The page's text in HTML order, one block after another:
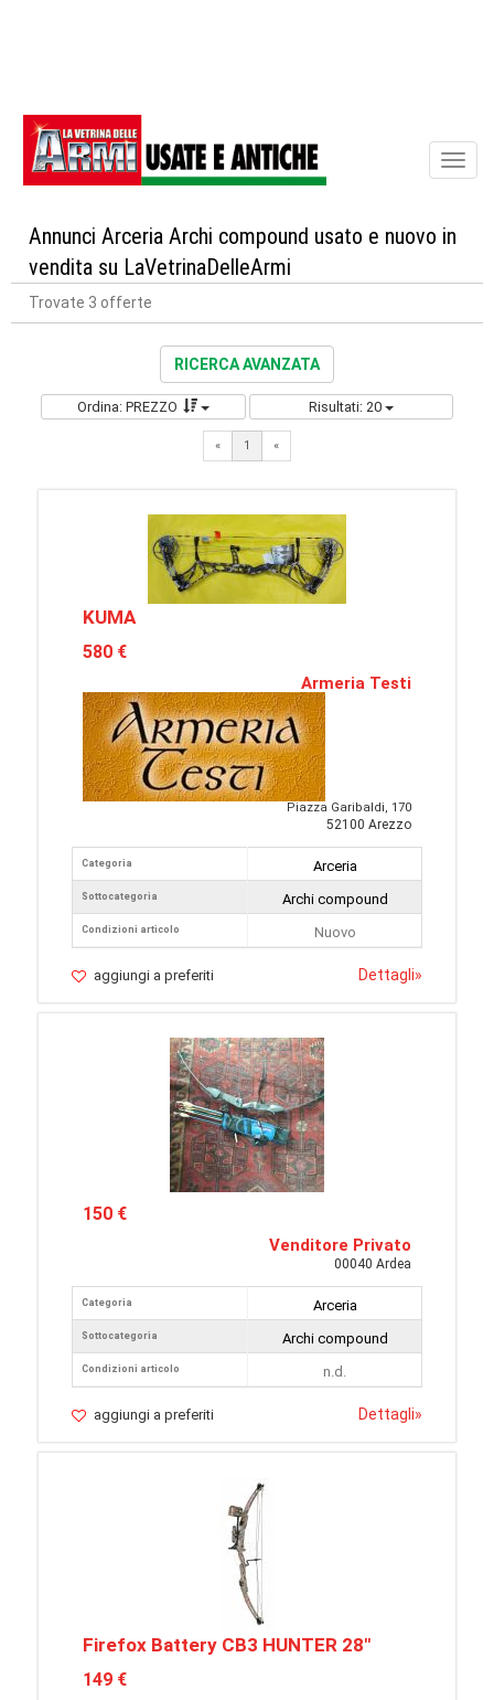
Annunci Arceria Archi compound usato e nuovo in
vendita su LaVetrinaDelleArmi
Trovate 3 offerte
RICERCA AVANZATA
Ordina: PREZZO Risultati: 20
« 1 «
KUMA
580 €
Armeria Testi
Piazza Garibaldi, 170
52100 Arezzo
Categoria
Sottocategoria
Condizioni articolo
Arceria
Archi compound
Nuovo
aggiungi a preferiti Dettagli»
150 €
Venditore Privato
00040 Ardea
Categoria
Sottocategoria
Condizioni articolo
Arceria
Archi compound
n.d.
aggiungi a preferiti Dettagli»
Firefox Battery CB3 HUNTER 28"
149 €